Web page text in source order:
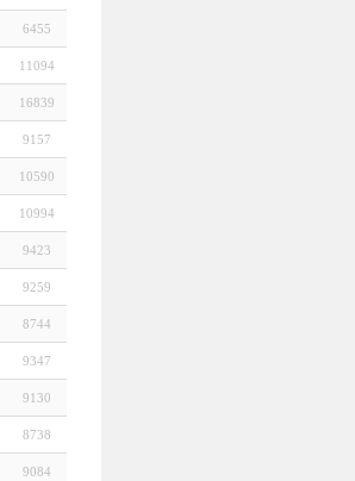
6455
11094
16839
9157
10590
10994
9423
9259
8744
9347
9130
8738
9084